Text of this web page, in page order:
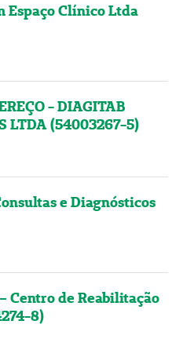
Espaço Clínico Ltda
- DIAGITAB
LTDA (54003267-5)
e Diagnósticos
Centro de Reabilitação
8)